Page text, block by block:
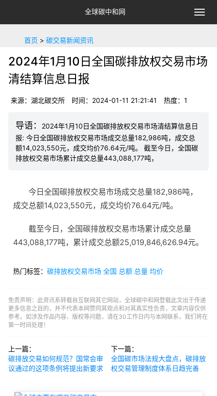
切
换
全球碳中和网
首页 > 碳交易新闻资讯
2024年1月10日全国碳排放权交易市场
清结算信息日报
来源：湖北碳交所 时间：2024-01-11 21:21:41 热度：1
2024年1月10日全国碳排放权交易市场清结算信息日
报: 今日全国碳排放权交易市场成交总量182,986吨，成交总
额14,023,550元，成交均价76.64元/吨。 截至今日，全国碳
排放权交易市场累计成交总量443,088,177吨，
今日全国碳排放权交易市场成交总量182,986吨，
成交总额14,023,550元，成交均价76.64元/吨。
截至今日，全国碳排放权交易市场累计成交总量
443,088,177吨，累计成交总额25,019,846,626.94元。
热门标签： 碳排放权交易市场 全国 总额 总量 均价
免责声明：此资讯系转载自互联网其它网站，全球碳中和网登载此文出于传递
更多信息之目的，并不代表本网赞同其观点和对其真实性负责，文章内容仅供
参考。如涉及作品内容、版权等问题，请在30工作日内与本网联系，我们将在
第一时间处理！
上一篇：
碳排放交易如何规范？国常会审
议通过的这项条例将提出新要求
下一篇：
全国碳市场法规大盘点，碳排放
权交易管理制度体系日趋完善